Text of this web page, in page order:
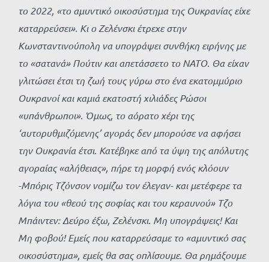
το 2022, «το αμυντικό οικοσύστημα της Ουκρανίας είχε
καταρρεύσει». Κι ο Ζελένσκι έτρεχε στην
Κωνσταντινούπολη να υπογράψει συνθήκη ειρήνης με
το «σατανά» Πούτιν και απετάσσετο το ΝΑΤΟ. Θα είχαν
γλιτώσει έτσι τη ζωή τους γύρω στο ένα εκατομμύριο
Ουκρανοί και καμιά εκατοστή χιλιάδες Ρώσοι
«υπάνθρωποι». Όμως, το αόρατο χέρι της
‘αυτορυθμιζόμενης’ αγοράς δεν μπορούσε να αφήσει
την Ουκρανία έτσι. Κατέβηκε από τα ύψη της απόλυτης
αγοραίας «αλήθειας», πήρε τη μορφή ενός κλόουν
-Μπόρις Τζόνσον νομίζω τον έλεγαν- και μετέφερε τα
λόγια του «θεού της σοφίας και του κεραυνού» Τζο
Μπάιντεν: Δεύρο έξω, Ζελένσκι. Μη υπογράψεις! Και
Μη φοβού! Εμείς που καταρρεύσαμε το «αμυντικό σας
οικοσύστημα», εμείς θα σας οπλίσουμε. Θα ρημάξουμε